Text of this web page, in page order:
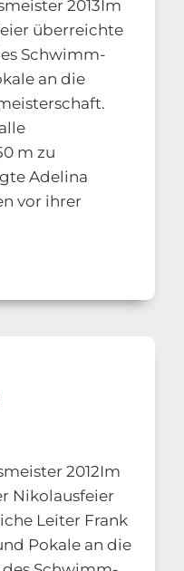
2013Im
überreichte
Schwimm-
an die
m zu
Adelina
vor ihrer
2012Im
Nikolausfeier
Leiter Frank
Pokale an die